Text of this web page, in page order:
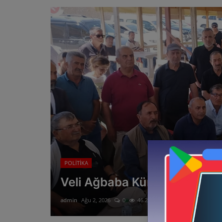
POLİTİKA
Veli Ağbaba Kürecik’te
admin Ağu 2, 2026 0 46.2B